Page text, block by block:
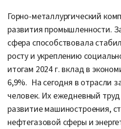
Горно-металлургический
развития промышленности.
сфера способствовала
росту и укреплению
итогам 2024 г. вклад в
6,9%. На сегодня в отрасли
человек. Их ежедневный
развитие машиностроения,
нефтегазовой сферы и